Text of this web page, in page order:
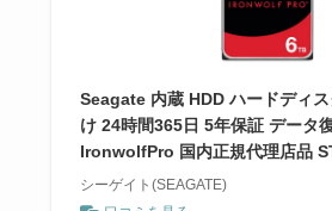
Seagate 内蔵 HDD ハードディ
け 24時間365日 5年保証 データ
IronwolfPro 国内正規代理店品
シーゲイト(SEAGATE)